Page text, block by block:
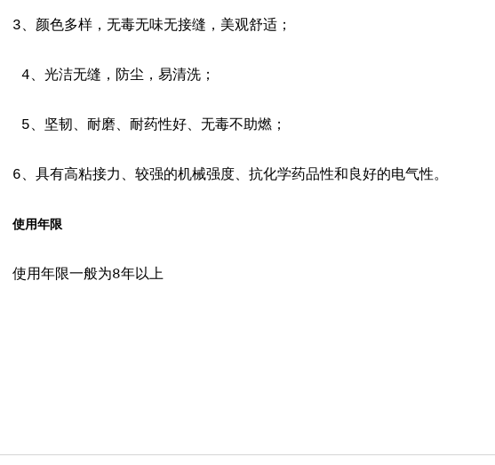
3、颜色多样，无毒无味无接缝，美观舒适；
4、光洁无缝，防尘，易清洗；
5、坚韧、耐磨、耐药性好、无毒不助燃；
6、具有高粘接力、较强的机械强度、抗化学药品性和良好的电气性。
使用年限
使用年限一般为8年以上